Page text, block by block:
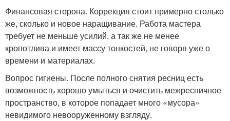
Финансовая сторона. Коррекция стоит примерно столько
же, сколько и новое наращивание. Работа мастера
требует не меньше усилий, а так же не менее
кропотлива и имеет массу тонкостей, не говоря уже о
времени и материалах.
Вопрос гигиены. После полного снятия ресниц есть
возможность хорошо умыться и очистить межресничное
пространство, в которое попадает много «мусора»
невидимого невооруженному взгляду.